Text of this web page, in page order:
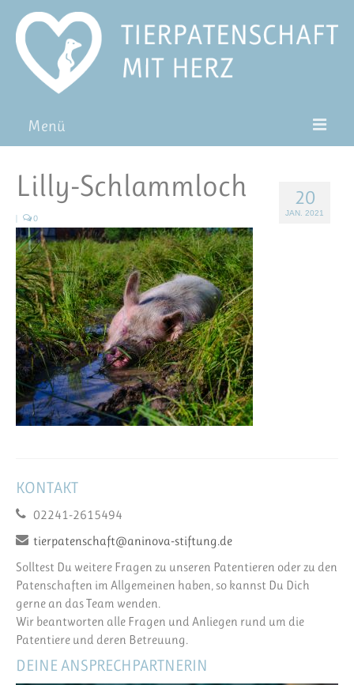
Menü
Pat*in werden
Patenschaft verschenken
Blog
FAQ
20
JAN. 2021
Lilly-Schlammloch
| 0
KONTAKT
02241-2615494
tierpatenschaft@aninova-stiftung.de
Solltest Du weitere Fragen zu unseren Patentieren oder zu den
Patenschaften im Allgemeinen haben, so kannst Du Dich
gerne an das Team wenden.
Wir beantworten alle Fragen und Anliegen rund um die
Patentiere und deren Betreuung.
DEINE ANSPRECHPARTNERIN